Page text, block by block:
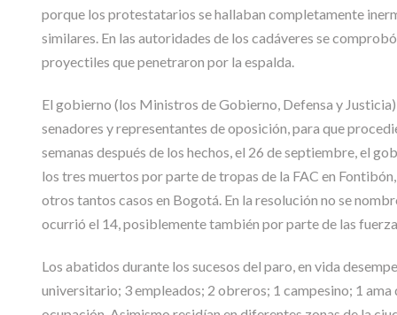
porque los protestatarios se hallaban completamente
similares. En las autoridades de los cadáveres se
proyectiles que penetraron por la espalda.
El gobierno (los Ministros de Gobierno, Defensa y
senadores y representantes de oposición, para que
semanas después de los hechos, el 26 de septiembre, el
los tres muertos por parte de tropas de la FAC en
otros tantos casos en Bogotá. En la resolución no se
ocurrió el 14, posiblemente también por parte de las
Los abatidos durante los sucesos del paro, en vida
universitario; 3 empleados; 2 obreros; 1 campesino; 1